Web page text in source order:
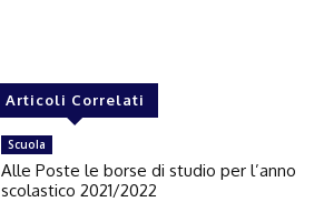
Articoli Correlati
Scuola
Alle Poste le borse di studio per l’anno
scolastico 2021/2022